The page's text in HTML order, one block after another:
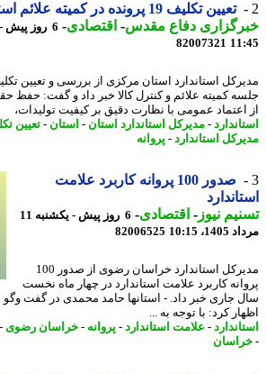
تعیین تکلیف 19 پرونده در کمیته علائم استاندارد استان مرکزی
دفاع مقدس-اقتصادی-
82007321
کمیته علائم و کنترل کالا خبر داد و گفت: حفظ
عمومی با نظارت دقیق بر کیفیت تولیدات،
- مدیرکل استاندارد استان-استان-تعیین تکلیف
استاندارد- پروانه
صدور 100 پروانه کاربرد علامت
نیوز-اقتصادی-
6 روز پیش - یکشنبه 11
10:15
82006525
مدیرکل استاندارد خراسان رضوی از صدور 100
کاربرد علامت استاندارد در چهار ماه نخست
جاری خبر داد. - استانها حامد محمدی در گفت وگو با
کرد: با توجه به ...
- علامت استاندارد- پروانه - خراسان رضوی-